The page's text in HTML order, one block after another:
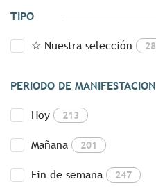
TIPO
☆ Nuestra selección 28
PERIODO DE MANIFESTACION
Hoy 213
Mañana 201
Fin de semana 247